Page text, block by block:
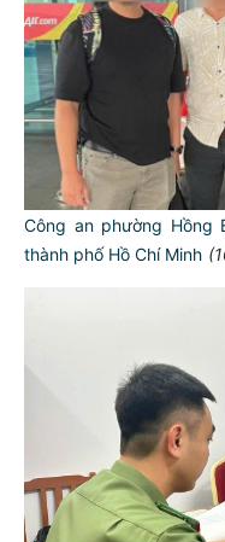
Công an phường
thành phố Hồ Chí Minh